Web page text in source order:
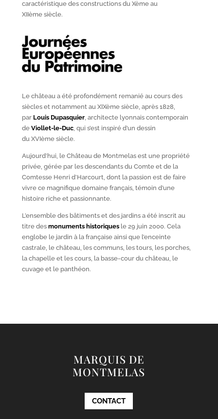
caractéristique des constructions du Xèmeau
XIIèmesiècle.
Le château a été profondément remanié au cours des
siècles et notamment au XIXèmesiècle, après 1828,
par Louis Dupasquier, architecte lyonnais contemporain
de Viollet-le-Duc, qui s’est inspiré d’un dessin
du XVIèmesiècle.
Aujourd’hui, le Château de Montmelas est une propriété
privée, gérée par les descendants du Comte et de la
Comtesse Henri d’Harcourt, dont la passion est de faire
vivre ce magnifique domaine français, témoin d’une
histoire riche et passionnante.
L’ensemble des bâtiments et des jardins a été inscrit au
titre des monuments historiquesle 29 juin 2000. Cela
englobe le jardin à la française ainsi que l’enceinte
castrale, le château, les communs, les tours, les porches,
la chapelle et les cours, la basse-cour du château, le
cuvage et le panthéon.
MARQUIS DE
MONTMELAS
CONTACT